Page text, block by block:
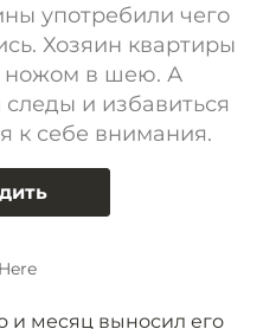
употребили чего
Хозяин квартиры
ножом в шею. А
и избавиться
к себе внимания.
и месяц выносил его